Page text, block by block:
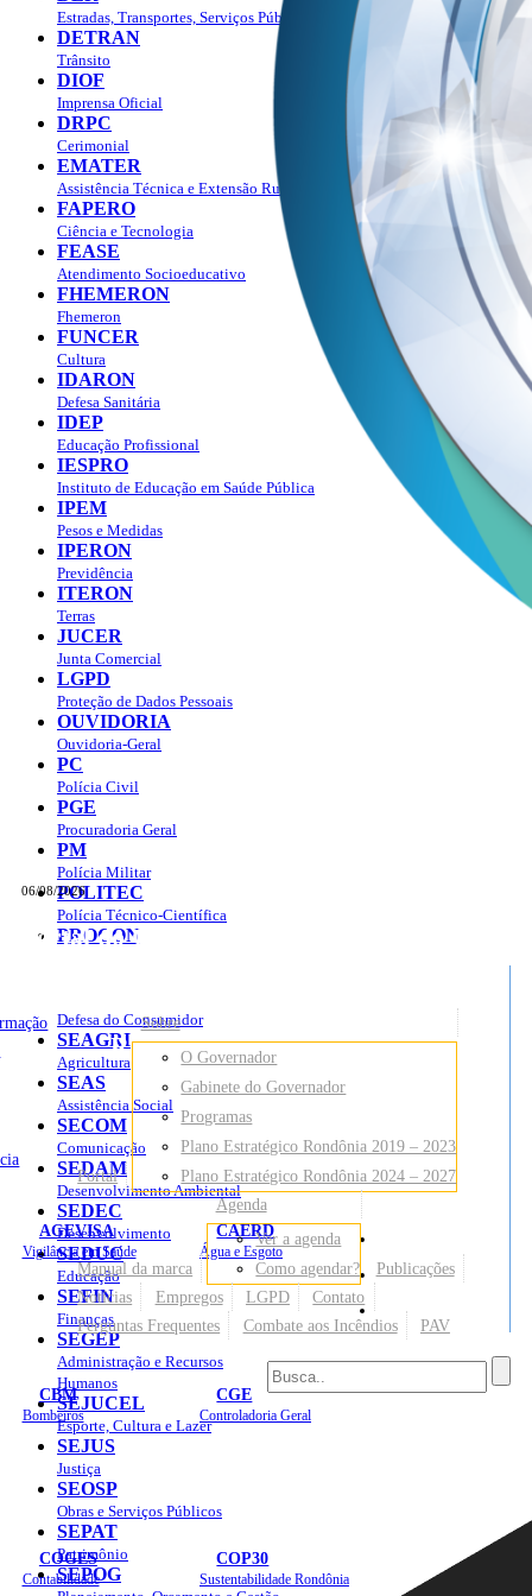
06/08/2026
Portal do Governo do
Rondônia
AGEVISA
Vigilância em Saúde
CAERD
Água e Esgoto
CBM
Bombeiros
CGE
Controladoria Geral
COGES
Contabilidade
COP30
Sustentabilidade Rondônia
Sites
Portal
Sobre
O Governador
Gabinete do Governador
Programas
Plano Estratégico Rondônia 2019 – 2023
Plano Estratégico Rondônia 2024 – 2027
Manual da marca
Agenda
Ver a agenda
Como agendar?
Publicações
Notícias
Empregos LGPD
Contato
Perguntas Frequentes
Combate aos Incêndios PAV
Estradas, Transportes, Serviços Públicos
DETRAN
Trânsito
DIOF
Imprensa Oficial
DRPC
Cerimonial
EMATER
Assistência Técnica e Extensão Rural
FAPERO
Ciência e Tecnologia
FEASE
Atendimento Socioeducativo
FHEMERON
Fhemeron
FUNCER
Cultura
IDARON
Defesa Sanitária
IDEP
Educação Profissional
IESPRO
Instituto de Educação em Saúde Pública
IPEM
Pesos e Medidas
IPERON
Previdência
ITERON
Terras
JUCER
Junta Comercial
LGPD
Proteção de Dados Pessoais
OUVIDORIA
Ouvidoria-Geral
PC
Polícia Civil
PGE
Procuradoria Geral
PM
Polícia Militar
POLITEC
Polícia Técnico-Científica
PROCON
Defesa do Consumidor
SEAGRI
Agricultura
SEAS
Assistência Social
SECOM
Comunicação
SEDAM
Desenvolvimento Ambiental
SEDEC
Desenvolvimento
SEDUC
Educação
SEFIN
Finanças
SEGEP
Administração e Recursos
Humanos
SEJUCEL
Esporte, Cultura e Lazer
SEJUS
Justiça
SEOSP
Obras e Serviços Públicos
SEPAT
Patrimônio
SEPOG